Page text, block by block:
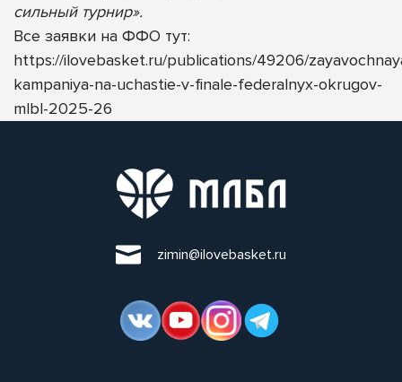
сильный турнир».
Все заявки на ФФО тут:
https://ilovebasket.ru/publications/49206/
kampaniya-na-uchastie-v-finale-federalnyx-okrugov-
mlbl-2025-26
zimin@ilovebasket.ru